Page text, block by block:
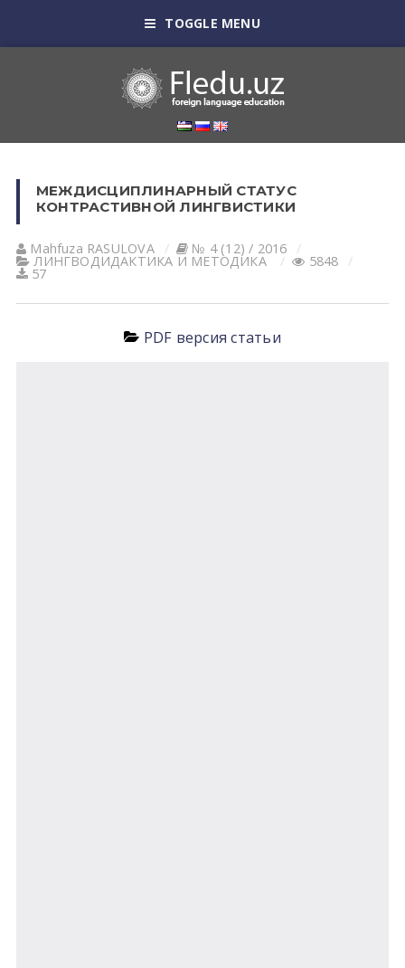
TOGGLE MENU
МЕЖДИСЦИПЛИНАРНЫЙ СТАТУС
КОНТРАСТИВНОЙ ЛИНГВИСТИКИ
Mahfuza RАSULOVА № 4 (12) / 2016
ЛИНГВОДИДАКТИКА И МЕТОДИКА 5848
57
PDF версия статьи